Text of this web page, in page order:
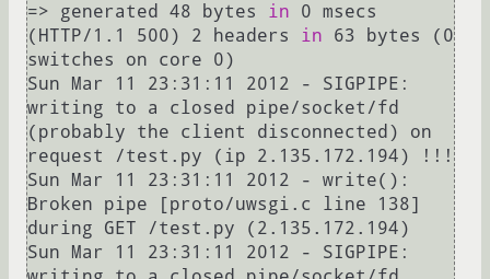
=> generated 48 bytes in 0 msecs
(HTTP/1.1 500) 2 headers in 63 bytes (0
switches on core 0)
Sun Mar 11 23:31:11 2012 - SIGPIPE:
writing to a closed pipe/socket/fd
(probably the client disconnected) on
request /test.py (ip 2.135.172.194) !!!
Sun Mar 11 23:31:11 2012 - write():
Broken pipe [proto/uwsgi.c line 138]
during GET /test.py (2.135.172.194)
Sun Mar 11 23:31:11 2012 - SIGPIPE: